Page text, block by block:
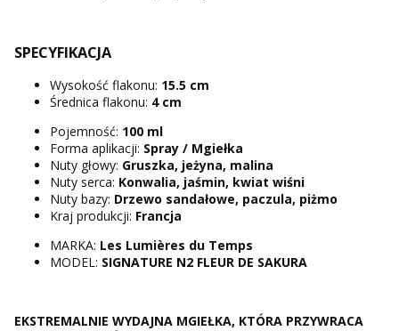
SPECYFIKACJA
Wysokość flakonu: 15.5 cm
Średnica flakonu: 4 cm
Pojemność: 100 ml
Forma aplikacji: Spray / Mgiełka
Nuty głowy: Gruszka, jeżyna, malina
Nuty serca: Konwalia, jaśmin, kwiat wiśni
Nuty bazy: Drzewo sandałowe, paczula, piżmo
Kraj produkcji: Francja
MARKA: Les Lumières du Temps
MODEL: SIGNATURE N2 FLEUR DE SAKURA
EKSTREMALNIE WYDAJNA MGIEŁKA, KTÓRA PRZYWRACA